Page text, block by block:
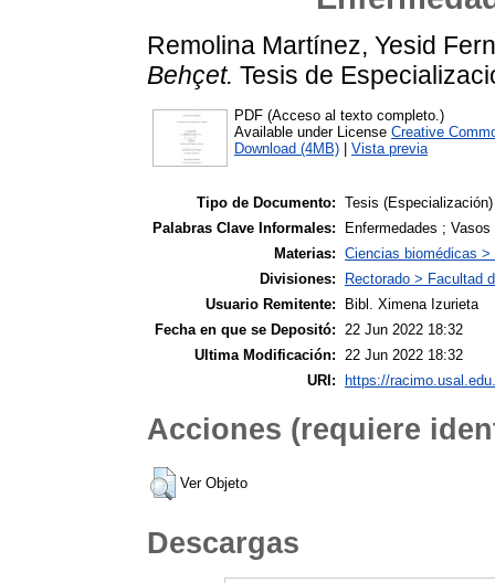
Remolina Martínez, Yesid
Behçet. Tesis de
PDF (Acceso al texto completo.)
Available under License Creative
Download (4MB)
Vista previa
Tipo de Documento: Tesis (Especialización)
Palabras Clave Informales:
Enfermedades ;
Materias: Ciencias biomédicas
Divisiones:
Rectorado > Facultad
Usuario Remitente:
Bibl. Ximena Izurieta
Fecha en que se Depositó: 22 Jun 2022 18:32
Ultima Modificación: 22 Jun 2022 18:32
URI:
https://
Acciones (requiere
Ver Objeto
Descargas